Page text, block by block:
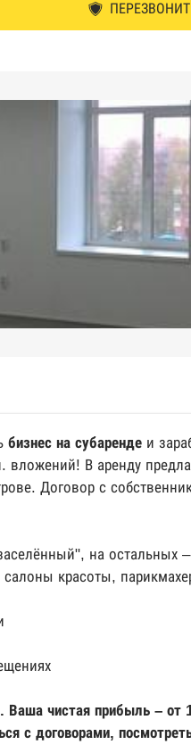
бизнес на субаренде и
вложений! В аренду
Договор с
на остальных
красоты,
Ваша чистая прибыль –
с договорами,